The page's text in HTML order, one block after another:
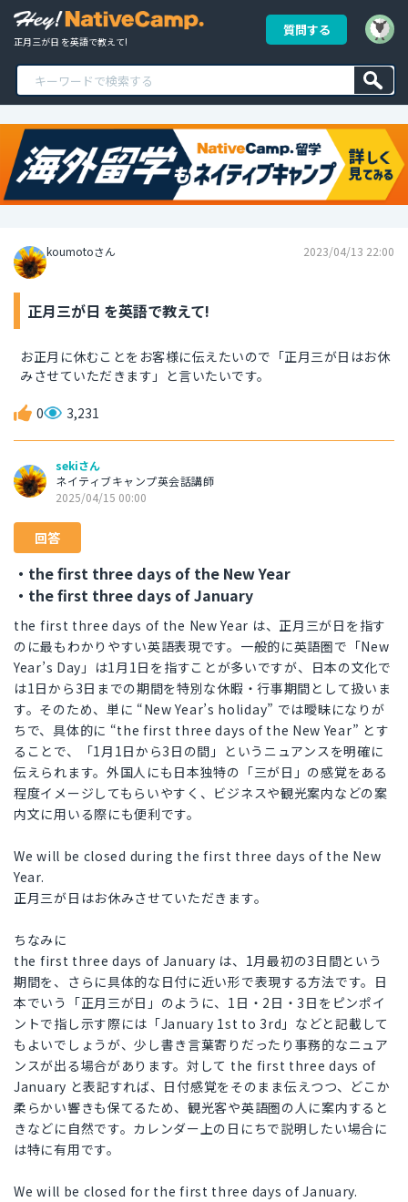
正月三が日 を英語で教えて!
質問する
koumotoさん 2023/04/13 22:00
正月三が日 を英語で教えて!
お正月に休むことをお客様に伝えたいので「正月三が日はお休
みさせていただきます」と言いたいです。
0 3,231
sekiさん
ネイティブキャンプ英会話講師
2025/04/15 00:00
回答
・the first three days of the New Year
・the first three days of January
the first three days of the New Year は、正月三が日を指す
のに最もわかりやすい英語表現です。一般的に英語圏で「New
Year’s Day」は1月1日を指すことが多いですが、日本の文化で
は1日から3日までの期間を特別な休暇・行事期間として扱いま
す。そのため、単に “New Year’s holiday” では曖昧になりが
ちで、具体的に “the first three days of the New Year” とす
ることで、「1月1日から3日の間」というニュアンスを明確に
伝えられます。外国人にも日本独特の「三が日」の感覚をある
程度イメージしてもらいやすく、ビジネスや観光案内などの案
内文に用いる際にも便利です。
We will be closed during the first three days of the New
Year.
正月三が日はお休みさせていただきます。
ちなみに
the first three days of January は、1月最初の3日間という
期間を、さらに具体的な日付に近い形で表現する方法です。日
本でいう「正月三が日」のように、1日・2日・3日をピンポイ
ントで指し示す際には「January 1st to 3rd」などと記載して
もよいでしょうが、少し書き言葉寄りだったり事務的なニュア
ンスが出る場合があります。対して the first three days of
January と表記すれば、日付感覚をそのまま伝えつつ、どこか
柔らかい響きも保てるため、観光客や英語圏の人に案内すると
きなどに自然です。カレンダー上の日にちで説明したい場合に
は特に有用です。
We will be closed for the first three days of January.